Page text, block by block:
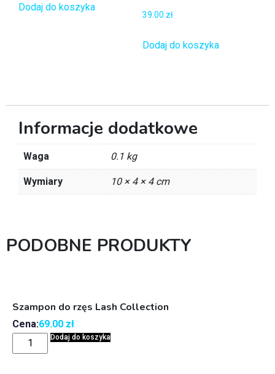
Dodaj do koszyka
39.00 zł
Dodaj do koszyka
Informacje dodatkowe
Waga 0.1 kg
Wymiary 10 × 4 × 4 cm
PODOBNE PRODUKTY
Szampon do rzęs Lash Collection
Cena:69.00 zł
Dodaj do koszyka